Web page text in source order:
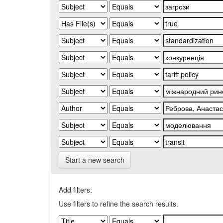
Start a new search
Add filters:
Use filters to refine the search results.